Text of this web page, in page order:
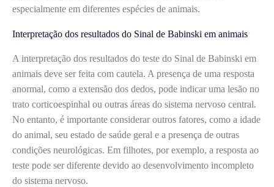
especialmente em diferentes espécies de animais.
Interpretação dos resultados do Sinal de Babinski em animais
A interpretação dos resultados do teste do Sinal de Babinski em
animais deve ser feita com cautela. A presença de uma resposta
anormal, como a extensão dos dedos, pode indicar uma lesão no
trato corticoespinhal ou outras áreas do sistema nervoso central.
No entanto, é importante considerar outros fatores, como a idade
do animal, seu estado de saúde geral e a presença de outras
condições neurológicas. Em filhotes, por exemplo, a resposta ao
teste pode ser diferente devido ao desenvolvimento incompleto
do sistema nervoso.